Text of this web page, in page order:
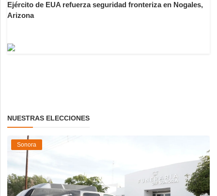
Ejército de EUA refuerza seguridad fronteriza en Nogales,
Arizona
NUESTRAS ELECCIONES
Sonora